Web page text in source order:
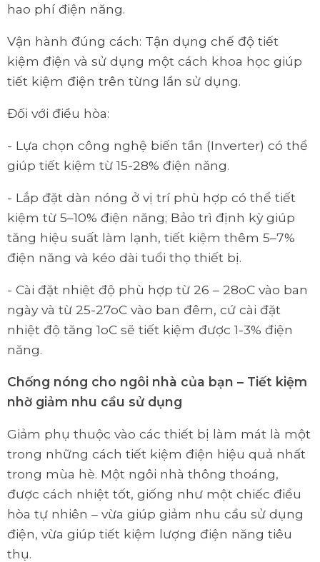
hao phí điện năng.
Vận hành đúng cách: Tận dụng chế độ tiết
kiệm điện và sử dụng một cách khoa học giúp
tiết kiệm điện trên từng lần sử dụng.
Đối với điều hòa:
- Lựa chọn công nghệ biến tần (Inverter) có thể
giúp tiết kiệm từ 15-28% điện năng.
- Lắp đặt dàn nóng ở vị trí phù hợp có thể tiết
kiệm từ 5–10% điện năng; Bảo trì định kỳ giúp
tăng hiệu suất làm lạnh, tiết kiệm thêm 5–7%
điện năng và kéo dài tuổi thọ thiết bị.
- Cài đặt nhiệt độ phù hợp từ 26 – 28oC vào ban
ngày và từ 25-27oC vào ban đêm, cứ cài đặt
nhiệt độ tăng 1oC sẽ tiết kiệm được 1-3% điện
năng.
Chống nóng cho ngôi nhà của bạn – Tiết kiệm
nhờ giảm nhu cầu sử dụng
Giảm phụ thuộc vào các thiết bị làm mát là một
trong những cách tiết kiệm điện hiệu quả nhất
trong mùa hè. Một ngôi nhà thông thoáng,
được cách nhiệt tốt, giống như một chiếc điều
hòa tự nhiên – vừa giúp giảm nhu cầu sử dụng
điện, vừa giúp tiết kiệm lượng điện năng tiêu
thụ.